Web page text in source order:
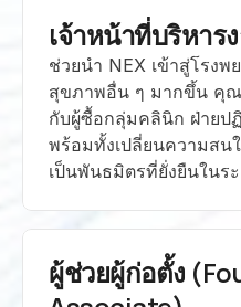
เจ้าหน้าที่บริหาร
ช่วยนำ NEX เข้าสู่โรง
สุขภาพอื่น ๆ มากขึ้น คุณ
กับผู้ซื้อกลุ่มคลินิก ฝ่ายป
พร้อมทั้งเปลี่ยนความสน
เป็นพันธมิตรที่ยั่งยืนในร
ผู้ช่วยผู้ก่อตั้ง